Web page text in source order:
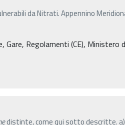
da Nitrati. Appennino
Regolamenti (CE), Ministero
distinte, come qui sotto descritte.